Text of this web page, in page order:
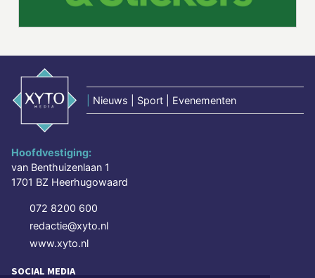
Nieuws | Sport | Evenementen
Hoofdvestiging:
van Benthuizenlaan 1
1701 BZ Heerhugowaard
072 8200 600
redactie@xyto.nl
www.xyto.nl
SOCIAL MEDIA